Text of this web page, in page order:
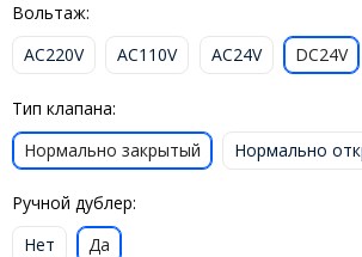
Вольтаж:
AC220V
AC110V AC24V DC24V
Тип клапана:
Нормально закрытый
Нормально
Ручной дублер:
Нет
Да